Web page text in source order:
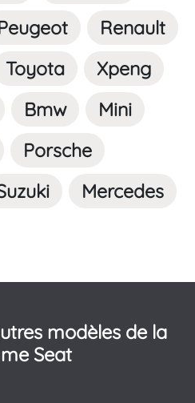
Renault
Toyota
Xpeng
Bmw
Mini
Porsche
Mercedes
modèles de la
Seat